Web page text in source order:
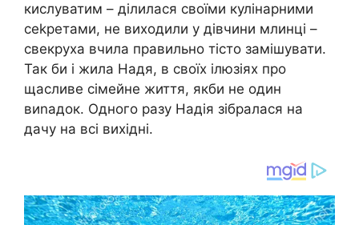
кислуватим – ділилася своїми кулінарними
сеkретами, не виходили у дівчини млинці –
свекруха вчила правильно тісто замішувати.
Так би і жила Надя, в своїх ілюзіях про
щасливе сімейне життя, якби не один
виnадок. Одного разу Надія зібралася на
дачу на всі вихідні.